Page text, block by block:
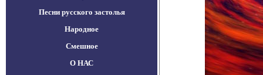
Песни русского застолья
Народное
Смешное
О НАС